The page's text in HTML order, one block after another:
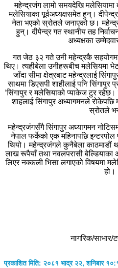
महेन्द्रजंग लामो समयदेखि
मलेसियाका पूर्वअध्यक्षसमेत हुन्।
नेता भएको स्रोतले जनाएको छ।
हुन्। दीपेन्द्र गत स्थानीय तह
अध्यक्षका
गत जेठ ३२ गते उनी महेन्द्रकै
थिए। त्यहीबेला उनीहरूबीच मलेसियमा
जाँदा सीमा क्षेत्रबाट महेन्द्रलाई
साथमा डिएसपी शाहीलाई पनि सिंगापुर
‘सिंगापुर र मलेसियाको प्याकेज टुर रहेछ।
शाहलाई सिंगापुर अध्यागमनले रोकेपछि
स्रोतले
महेन्द्रजंगसँगै सिंगापुर अध्यागमन
नेपाल फर्केको एक महिनापछि
थियो। महेन्द्रजंगले कुनैबेला काठमाडौं
लाख रूपैयाँ तथा नवलपरासी
लिएर नक्कली भिसा लगाएको विषयमा
हो।
नागरिक/साभार/
प्रकाशित मिति: २०८१ भाद्र २२, शनिबार